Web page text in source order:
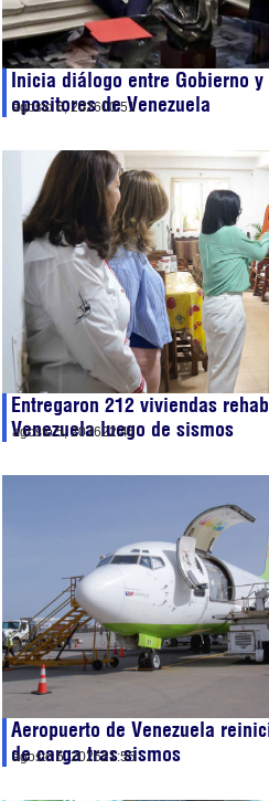
Inicia diálogo entre Gobierno
opositores de Venezuela
agosto 6, 202600:51
Entregaron 212 viviendas
Venezuela luego de sismos
agosto 5, 202622:45
Aeropuerto de Venezuela
de carga tras sismos
agosto 5, 202621:55